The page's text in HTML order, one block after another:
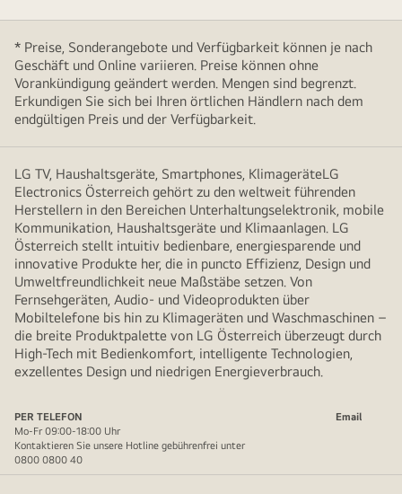
* Preise, Sonderangebote und Verfügbarkeit können je nach
Geschäft und Online variieren. Preise können ohne
Vorankündigung geändert werden. Mengen sind begrenzt.
Erkundigen Sie sich bei Ihren örtlichen Händlern nach dem
endgültigen Preis und der Verfügbarkeit.
LG TV, Haushaltsgeräte, Smartphones, KlimageräteLG
Electronics Österreich gehört zu den weltweit führenden
Herstellern in den Bereichen Unterhaltungselektronik, mobile
Kommunikation, Haushaltsgeräte und Klimaanlagen. LG
Österreich stellt intuitiv bedienbare, energiesparende und
innovative Produkte her, die in puncto Effizienz, Design und
Umweltfreundlichkeit neue Maßstäbe setzen. Von
Fernsehgeräten, Audio- und Videoprodukten über
Mobiltelefone bis hin zu Klimageräten und Waschmaschinen –
die breite Produktpalette von LG Österreich überzeugt durch
High-Tech mit Bedienkomfort, intelligente Technologien,
exzellentes Design und niedrigen Energieverbrauch.
PER TELEFON
Email
Mo-Fr 09:00-18:00 Uhr
Kontaktieren Sie unsere Hotline gebührenfrei unter
0800 0800 40